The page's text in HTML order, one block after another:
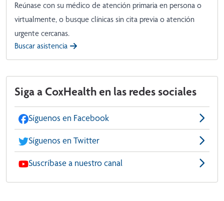
Reúnase con su médico de atención primaria en persona o
virtualmente, o busque clínicas sin cita previa o atención
urgente cercanas.
Buscar asistencia
Siga a CoxHealth en las redes sociales
Síguenos en Facebook
Síguenos en Twitter
Suscríbase a nuestro canal